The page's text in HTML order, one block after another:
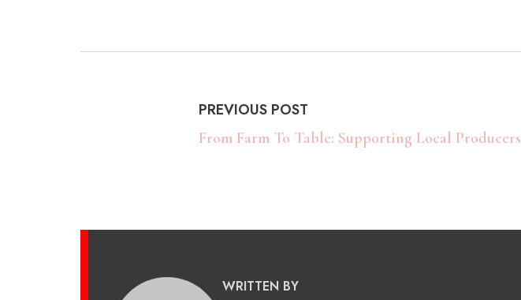
PREVIOUS POST
From Farm To Table: Supporting Local Producers
WRITTEN BY